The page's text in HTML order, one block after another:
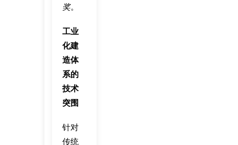
奖。
工业
化建
造体
系的
技术
突围
针对
传统